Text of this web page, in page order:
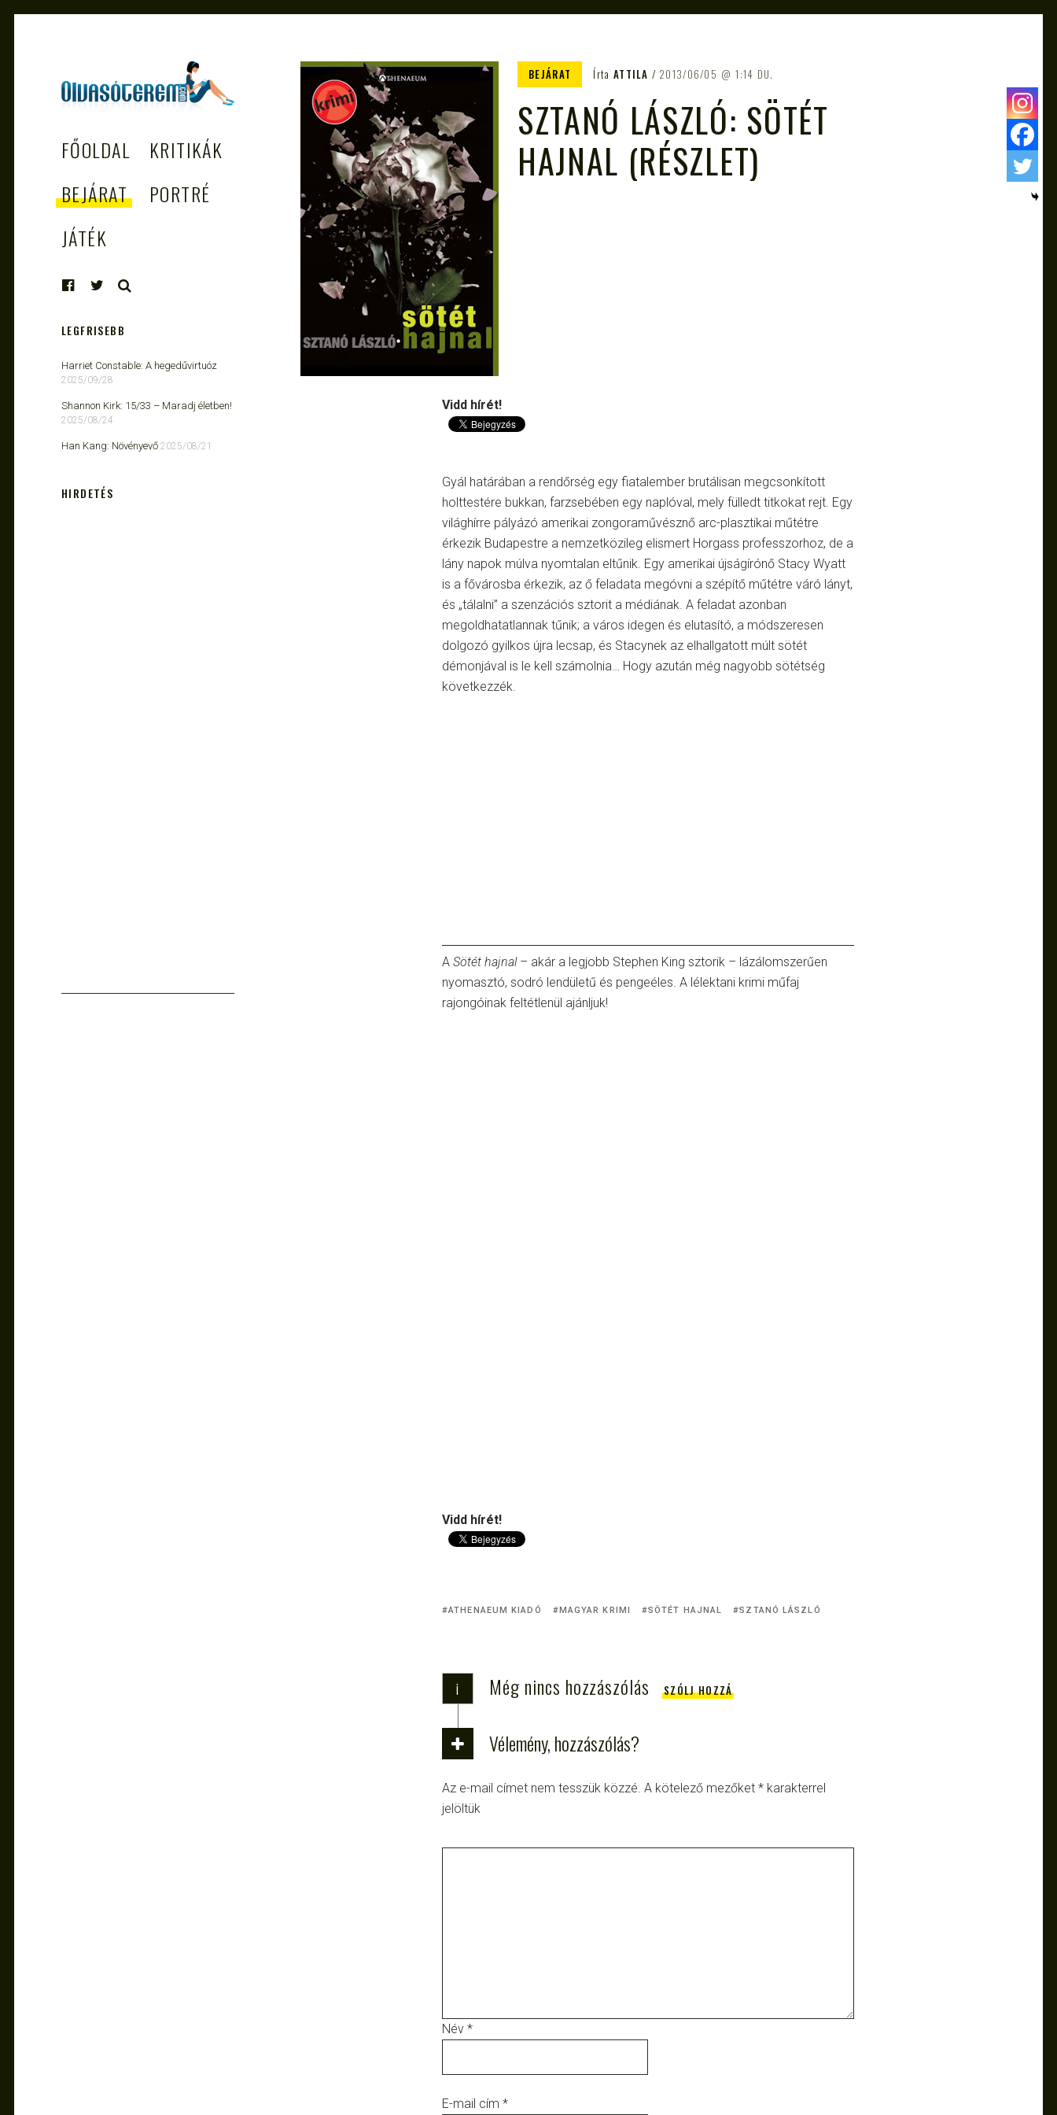
– AZ EGÉSZSÉGES
OLVASÁS
TÁMOGATÓJA
FŐOLDAL
KRITIKÁK
BEJÁRAT
PORTRÉ
JÁTÉK
BEJÁRAT Írta ATTILA 2013/06/05 1:14 DU.
SZTANÓ LÁSZLÓ: SÖTÉT
HAJNAL (RÉSZLET)
Vidd hírét!
Gyál határában a rendőrség egy fiatalember brutálisan megcsonkított
holttestére bukkan, farzsebében egy naplóval, mely fülledt titkokat rejt. Egy
világhírre pályázó amerikai zongoraművésznő arc-plasztikai műtétre
érkezik Budapestre a nemzetközileg elismert Horgass professzorhoz, de a
lány napok múlva nyomtalan eltűnik. Egy amerikai újságírónő Stacy Wyatt
is a fővárosba érkezik, az ő feladata megóvni a szépítő műtétre váró lányt,
és „tálalni” a szenzációs sztorit a médiának. A feladat azonban
megoldhatatlannak tűnik; a város idegen és elutasító, a módszeresen
dolgozó gyilkos újra lecsap, és Stacynek az elhallgatott múlt sötét
démonjával is le kell számolnia… Hogy azután még nagyobb sötétség
következzék.
A Sötét hajnal– akár a legjobb Stephen King sztorik – lázálomszerűen
nyomasztó, sodró lendületű és pengeéles. A lélektani krimi műfaj
rajongóinak feltétlenül ajánljuk!
Vidd hírét!
ATHENAEUM KIADÓ MAGYAR KRIMI SÖTÉT HAJNAL SZTANÓ LÁSZLÓ
i Még nincs hozzászólás SZÓLJ HOZZÁ
Vélemény, hozzászólás?
Az e-mail címet nem tesszük közzé. A kötelező mezőket * karakterrel
jelöltük
Név *
E-mail cím *
LEGFRISEBB
Harriet Constable: A hegedűvirtuóz
2025/09/28
Shannon Kirk: 15/33 ​– Maradj életben!
2025/08/24
Han Kang: Növényevő 2025/08/21
HIRDETÉS